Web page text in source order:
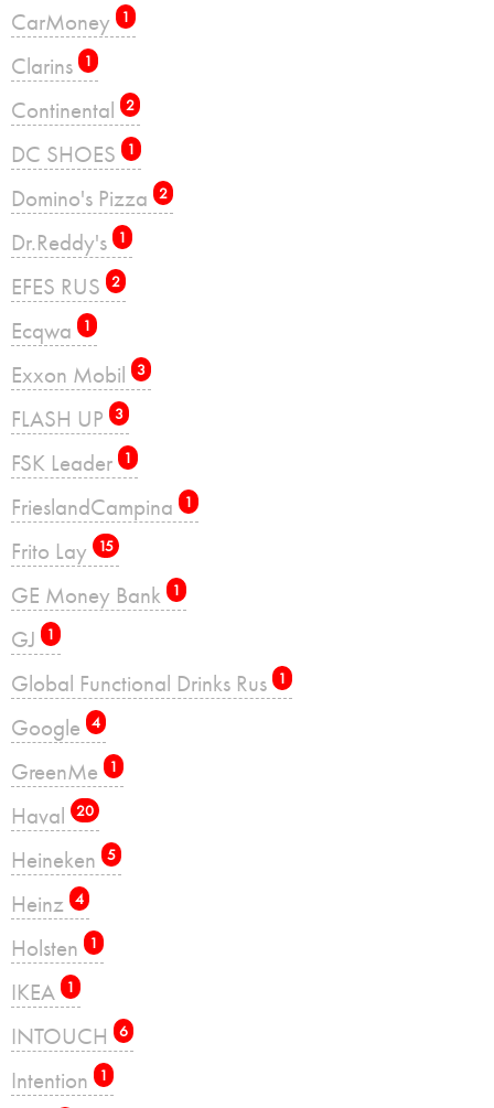
CarMoney 1
Clarins 1
Continental 2
DC SHOES 1
Domino's Pizza 2
Dr.Reddy's 1
EFES RUS 2
Ecqwa 1
Exxon Mobil 3
FLASH UP 3
FSK Leader 1
FrieslandCampina 1
Frito Lay 15
GE Money Bank 1
GJ 1
Global Functional Drinks Rus 1
Google 4
GreenMe 1
Haval 20
Heineken 5
Heinz 4
Holsten 1
IKEA 1
INTOUCH 6
Intention 1